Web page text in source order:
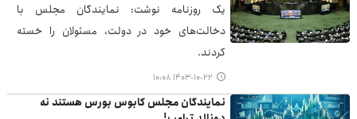
یک روزنامه نوشت: نمایندگان مجلس با
دخالت‌های خود در دولت، مسئولان را خسته
کردند.
۱۴۰۳-۱۰-۲۲ ۱۰:۰۸
نمایندگان مجلس کابوس بورس هستند نه